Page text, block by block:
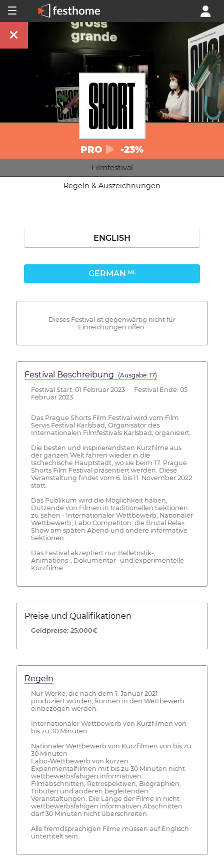
PRO -23%
Filmfestival
Regeln & Auszeichnungen
ENGLISH
GERMAN ML
Dieses Festival ist gegenwärtig nicht für
Einreichungen offen.
Festival Beschreibung
(Ausgabe: 17)
Festival Start: 01 Februar 2023 Festival Ende: 05
Februar 2023
Das Prague Shorts Film Festival wird vom Film
Servis Festival Karlsbad, Organisator des
Internationalen Filmfestivals Karlsbad, organisiert.
Die besten und inspirierendsten Kurzfilme aus
der ganzen Welt fahren wieder in die
tschechische Hauptstadt, wo sie beim 17. Prague
Shorts Film Festival präsentiert werden. Diese
Veranstaltung findet vom 6. bis 11. November 2022
statt.
Das Publikum wird die Möglichkeit haben,
Dutzende von Filmen in traditionellen Sektionen
zu sehen - Internationaler Wettbewerb, Nationaler
Wettbewerb, Labo Competiton, die Brutal Relax
Show am späten Abend und andere informative
Sektionen.
Das Festival akzeptiert nur Belletristik-,
Animations-, Dokumentar- und experimentelle
Kurzfilme.
Preise und Qualifikationen
Geldpreise: 25,000€
Regeln
Nur Werke, die nach dem 1. Januar 2021
produziert wurden, können in den Wettbewerb
einbezogen werden.
Internationaler Wettbewerb von Kurzfilmen von
bis zu 30 Minuten.
Nationaler Wettbewerb von Kurzfilmen von bis zu
30 Minuten
Labo-Wettbewerb von kurzen
Experimentalfilmen mit bis zu 30 Minuten nicht
wettbewerbsfähigen informativen
Filmabschnitten, Retrospektiven, Biographien,
Tributen und anderen begleitenden
Veranstaltungen. Die Länge der Filme in nicht
wettbewerbsfähigen informativen Abschnitten
darf 30 Minuten nicht überschreiten.
Alle fremdsprachigen Filme müssen auf Englisch
untertitelt sein.